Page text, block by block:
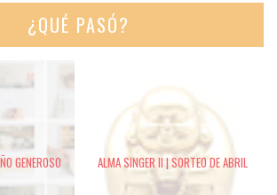
¿QUÉ PASÓ?
GENEROSO ALMA SINGER II | SORTEO DE ABRIL